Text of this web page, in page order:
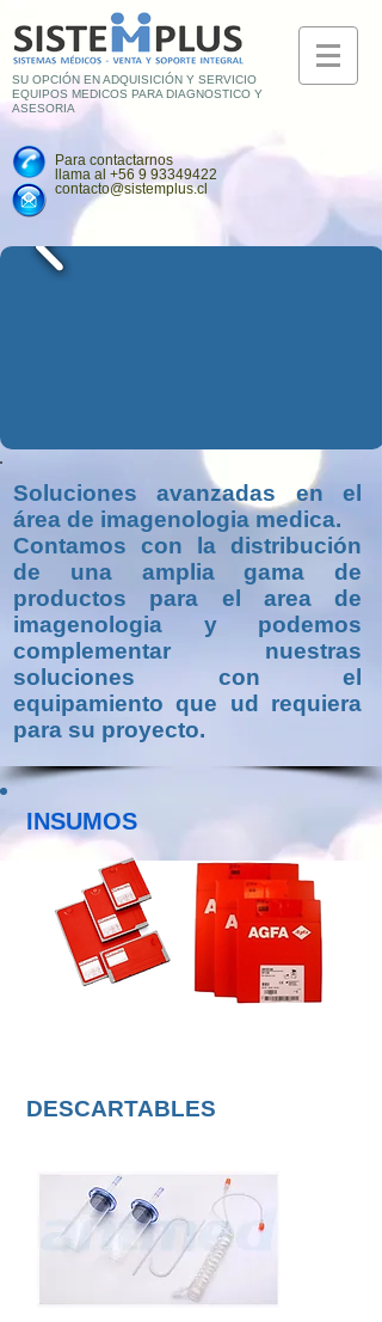
SU OPCIÓN EN ADQUISICIÓN Y SERVICIO
EQUIPOS MEDICOS PARA DIAGNOSTICO Y
ASESORIA
Para contactarnos
llama al +56 9 93349422
contacto@sistemplus.cl
Soluciones avanzadas en el
área de imagenologia medica.
Contamos con la distribución
de una amplia gama de
productos para el area de
imagenologia y podemos
complementar nuestras
soluciones con el
equipamiento que ud requiera
para su proyecto.
INSUMOS
DESCARTABLES